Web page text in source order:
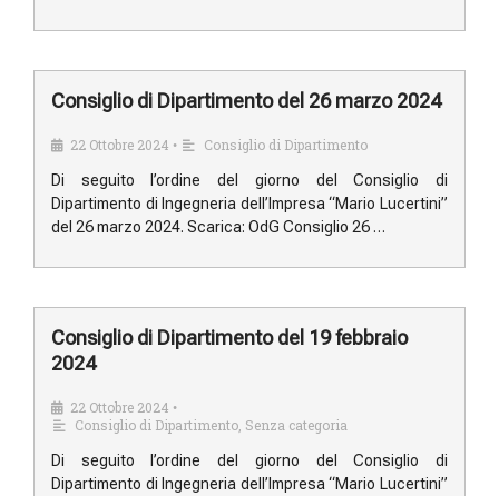
Consiglio di Dipartimento del 26 marzo 2024
22 Ottobre 2024 •
Consiglio di Dipartimento
Di seguito l’ordine del giorno del Consiglio di
Dipartimento di Ingegneria dell’Impresa “Mario Lucertini”
del 26 marzo 2024. Scarica: OdG Consiglio 26 …
Consiglio di Dipartimento del 19 febbraio
2024
22 Ottobre 2024 •
Consiglio di Dipartimento Senza categoria
Di seguito l’ordine del giorno del Consiglio di
Dipartimento di Ingegneria dell’Impresa “Mario Lucertini”